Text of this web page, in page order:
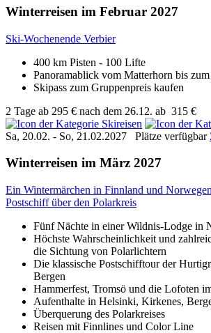
Winterreisen im Februar 2027
Ski-Wochenende Verbier
400 km Pisten - 100 Lifte
Panoramablick vom Matterhorn bis
Skipass zum Gruppenpreis kaufen
2 Tage ab 295 € nach dem 26.12. ab 315 €
Sa, 20.02. - So, 21.02.2027 Plätze verfügbar
Winterreisen im März 2027
Ein Wintermärchen in Finnland und Norwegen
Postschiff über den Polarkreis
Fünf Nächte in einer Wildnis-Lodge in
Höchste Wahrscheinlichkeit und
die Sichtung von Polarlichtern
Die klassische Postschifftour der
Bergen
Hammerfest, Tromsö und die Lofoten
Aufenthalte in Helsinki, Kirkenes,
Überquerung des Polarkreises
Reisen mit Finnlines und Color Line